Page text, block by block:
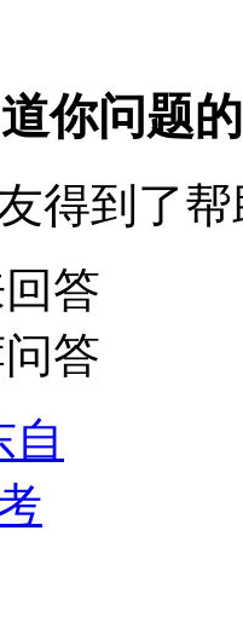
你问题
得到了帮
答
答